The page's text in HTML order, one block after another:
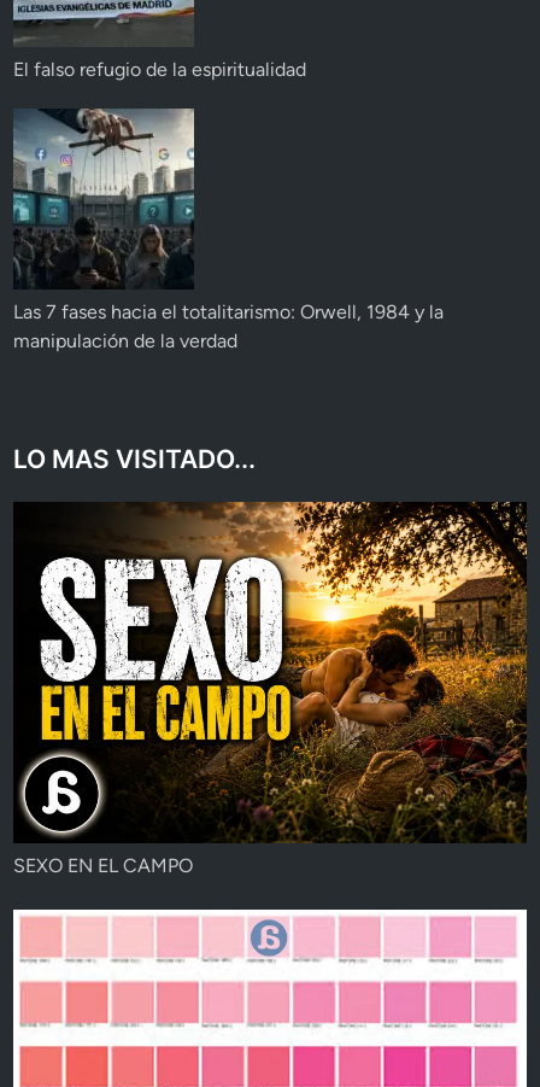
El falso refugio de la espiritualidad
Las 7 fases hacia el totalitarismo: Orwell, 1984 y la
manipulación de la verdad
LO MAS VISITADO...
SEXO EN EL CAMPO